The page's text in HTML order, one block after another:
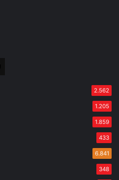
2.562
1.205
1.859
433
6.841
348